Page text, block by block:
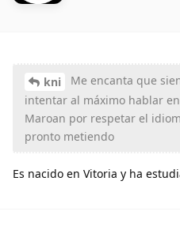
kni
Me encanta que
intentar al máximo hablar
Maroan por respetar el
pronto metiendo
Es nacido en Vitoria y ha